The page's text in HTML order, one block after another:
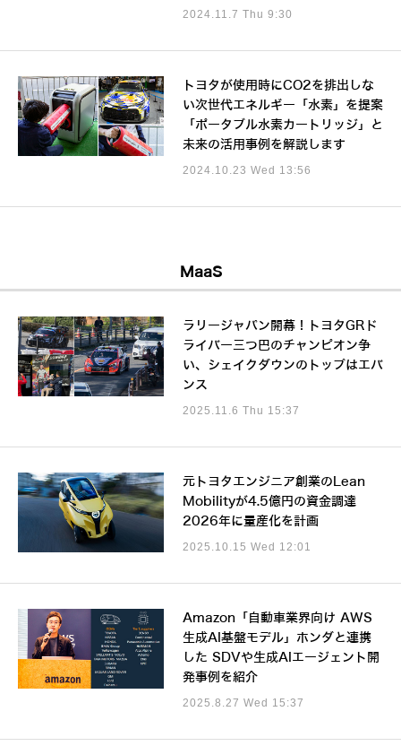
2024.11.7 Thu 9:30
トヨタが使用時にCO2を排出しな
い次世代エネルギー「水素」を提案
「ポータブル水素カートリッジ」と
未来の活用事例を解説します
2024.10.23 Wed 13:56
MaaS
ラリージャパン開幕！トヨタGRド
ライバー三つ巴のチャンピオン争
い、シェイクダウンのトップはエバ
ンス
2025.11.6 Thu 15:37
元トヨタエンジニア創業のLean
Mobilityが4.5億円の資金調達
2026年に量産化を計画
2025.10.15 Wed 12:01
Amazon「自動車業界向け AWS
生成AI基盤モデル」ホンダと連携
した SDVや生成AIエージェント開
発事例を紹介
2025.8.27 Wed 15:37